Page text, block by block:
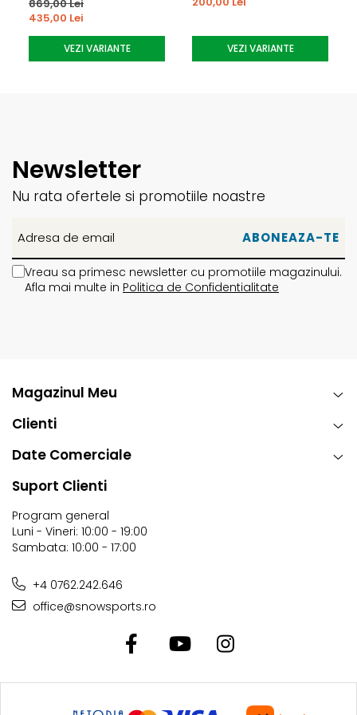
Spalare la 30°C, ciclu delicat
Nu se folosesc inalbitori
Uscare la temperatura joasa
Nu se calca
mondial pentru echipamentele sale dedicate freeride-ului
rideri profesionisti, oferind o combinatie intre
869,00 Lei
435,00 Lei
VEZI VARIANTE VEZI VARIANTE
Newsletter
Nu rata ofertele si promotiile noastre
Vreau sa primesc newsletter cu promotiile magazinului.
Afla mai multe in Politica de Confidentialitate
Magazinul Meu
Clienti
Date Comerciale
Suport Clienti
Program general
Luni - Vineri: 10:00 - 19:00
Sambata: 10:00 - 17:00
+4 0762.242.646
office@snowsports.ro